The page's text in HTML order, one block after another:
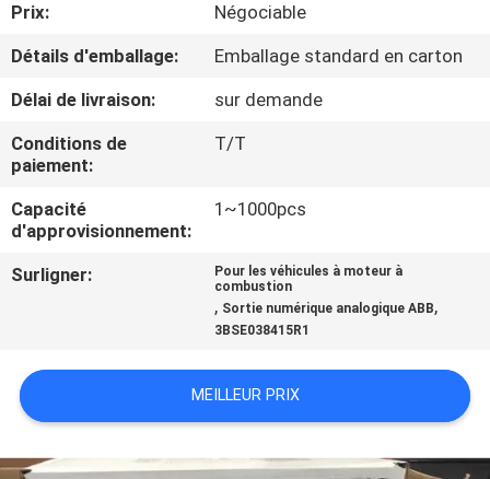
VISITE
DE
L'USINE
CONTRÔLE
DE
LA
QUALITÉ
CONTACTER
NOUVELLES
Prix:
Négociable
Détails d'emballage:
Emballage standard en carton
Délai de livraison:
sur demande
Conditions de
paiement:
T/T
Capacité
d'approvisionnement:
1~1000pcs
Surligner:
Pour les véhicules à moteur à
combustion
, Sortie numérique analogique ABB,
3BSE038415R1
MEILLEUR PRIX